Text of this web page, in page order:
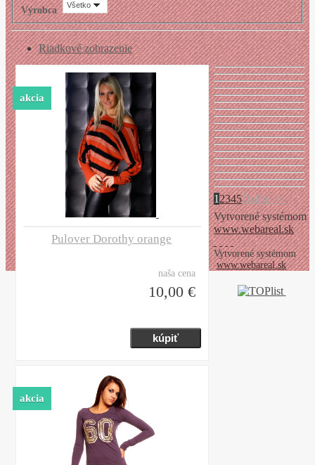
Výrobca Všetko
Riadkové zobrazenie
Pulover Dorothy orange
naša cena
10,00 €
akcia
akcia
12345Ďalšie >>
Vytvorené systémom
www.webareal.sk
Vytvorené systémom
www.webareal.sk